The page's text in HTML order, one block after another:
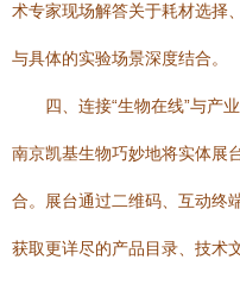
术专家现场解答关于耗材选择
与具体的实验场景深度结合。
四、连接“生物在线”与产
南京凯基生物巧妙地将实体展
合。展台通过二维码、互动终
获取更详尽的产品目录、技术